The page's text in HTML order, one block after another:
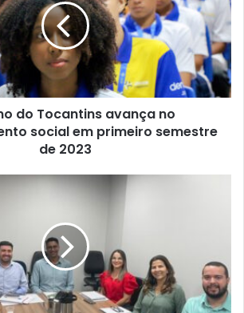
e
do Tocantins avança no
social em primeiro semestre
de 2023